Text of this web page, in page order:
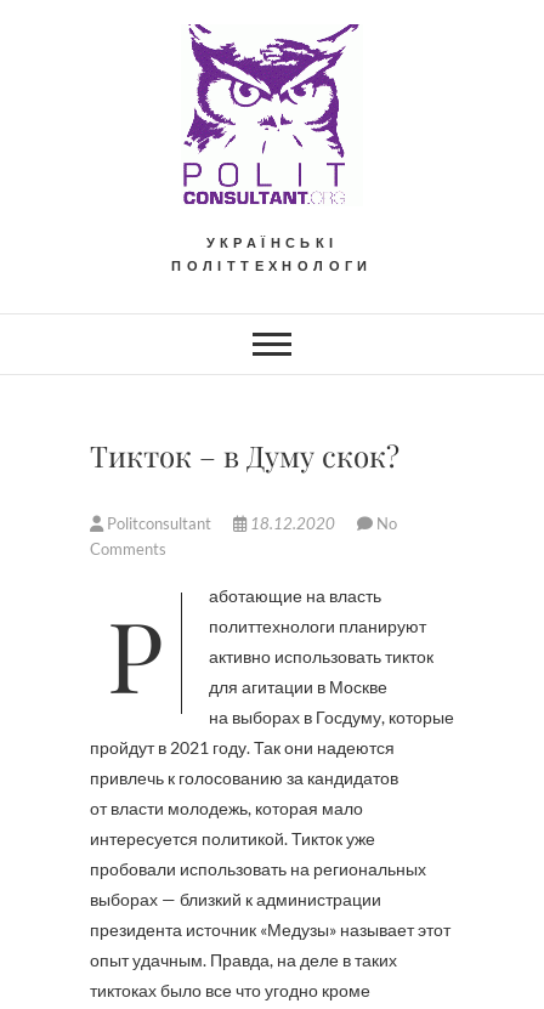
УКРАЇНСЬКІ
ПОЛІТТЕХНОЛОГИ
Тикток – в Думу скок?
Politconsultant 18.12.2020
No
Comments
Работающие на власть
политтехнологи планируют
активно использовать тикток
для агитации в Москве
на выборах в Госдуму, которые
пройдут в 2021 году. Так они надеются
привлечь к голосованию за кандидатов
от власти молодежь, которая мало
интересуется политикой. Тикток уже
пробовали использовать на региональных
выборах — близкий к администрации
президента источник «Медузы» называет этот
опыт удачным. Правда, на деле в таких
тиктоках было все что угодно кроме